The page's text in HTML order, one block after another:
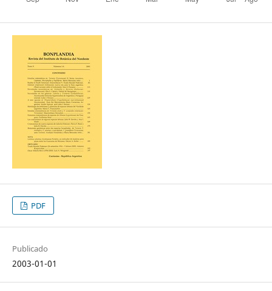
PDF
Publicado
2003-01-01